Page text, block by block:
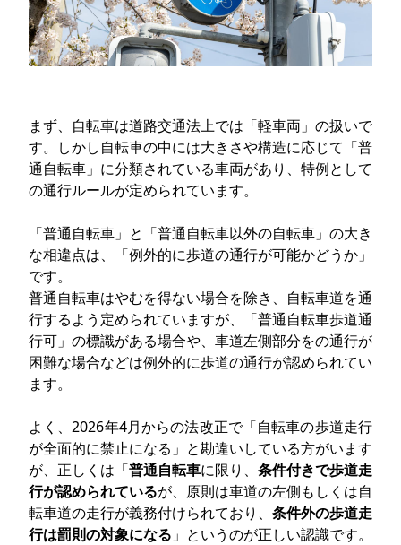
まず、自転車は道路交通法上では「軽車両」の扱いで
す。しかし自転車の中には大きさや構造に応じて「普
通自転車」に分類されている車両があり、特例として
の通行ルールが定められています。
「普通自転車」と「普通自転車以外の自転車」の大き
な相違点は、「例外的に歩道の通行が可能かどうか」
です。
普通自転車はやむを得ない場合を除き、自転車道を通
行するよう定められていますが、「普通自転車歩道通
行可」の標識がある場合や、車道左側部分をの通行が
困難な場合などは例外的に歩道の通行が認められてい
ます。
よく、2026年4月からの法改正で「自転車の歩道走行
が全面的に禁止になる」と勘違いしている方がいます
が、正しくは「普通自転車に限り、 条件付きで歩道走
行が認められているが、原則は車道の左側もしくは自
転車道の走行が義務付けられており、 条件外の歩道走
行は罰則の対象になる 」というのが正しい認識です。